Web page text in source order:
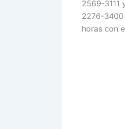
2569-3111
2276-
horas con